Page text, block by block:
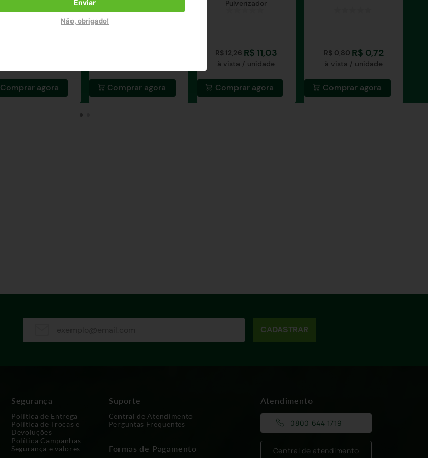
Enviar
Não, obrigado!
Comprar agora Comprar agora
Pulverizador
R$12,26 R$ 11,03
à vista / unidade
Comprar agora
R$0,80 R$ 0,72
à vista / unidade
Comprar agora
CADASTRAR
Segurança
Política de Entrega
Política de Trocas e
Devoluções
Política Campanhas
Segurança e valores
Suporte
Central de Atendimento
Perguntas Frequentes
Formas de Pagamento
Atendimento
0800 644 1719
Central de atendimento